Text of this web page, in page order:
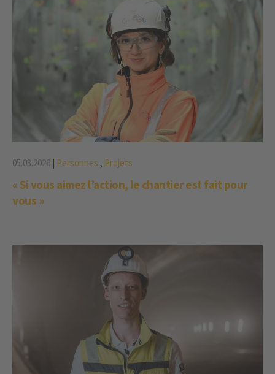
05.03.2026 | Personnes , Projets
« Si vous aimez l’action, le chantier est fait pour
vous »